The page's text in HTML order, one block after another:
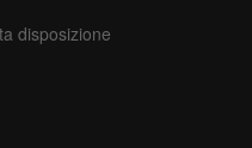
disposizione